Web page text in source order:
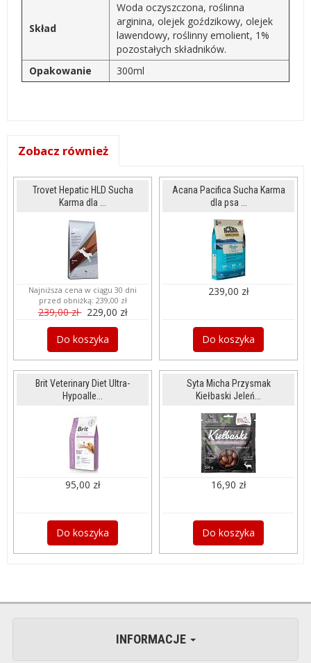
Skład
Woda oczyszczona, roślinna
arginina, olejek goździkowy, olejek
lawendowy, roślinny emolient, 1%
pozostałych składników.
Opakowanie
300ml
Zobacz również
Trovet Hepatic HLD Sucha
Karma dla ...
Najniższa cena w ciągu 30 dni
przed obniżką: 239,00 zł
239,00 zł 229,00 zł
Do koszyka
Acana Pacifica Sucha Karma
dla psa ...
239,00 zł
Do koszyka
Brit Veterinary Diet Ultra-
Hypoalle...
95,00 zł
Do koszyka
Syta Micha Przysmak
Kiełbaski Jeleń...
16,90 zł
Do koszyka
INFORMACJE